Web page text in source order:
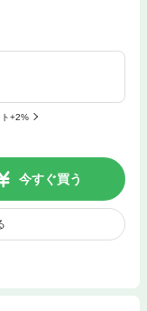
+2%
今すぐ買う